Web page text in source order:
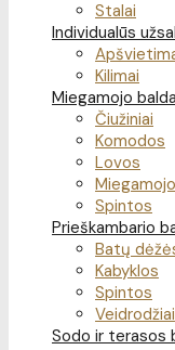
Stalai
Individualūs
Kilimai
Miegamojo
Čiužiniai
Komodos
Lovos
Spintos
Prieškambario
Batų
Kabyklos
Spintos
Veidrodžiai
Sodo ir terasos